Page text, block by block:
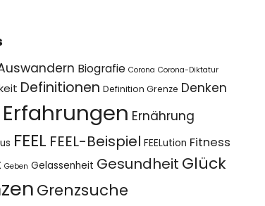
Biografie Corona Corona-Diktatur
Definitionen Definition Grenze Denken
Erfahrungen Ernährung
FEEL FEEL-Beispiel FEELution Fitness
Geben Gelassenheit Gesundheit Glück
Grenzsuche